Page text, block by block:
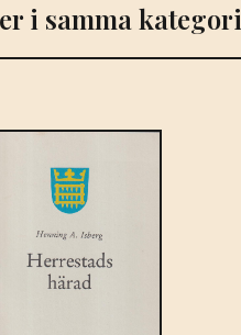
i samma kategori